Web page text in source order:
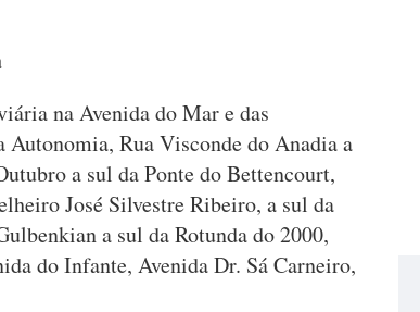
na Avenida do Mar e das
Autonomia, Rua Visconde do Anadia a
a sul da Ponte do Bettencourt,
José Silvestre Ribeiro, a sul da
a sul da Rotunda do 2000,
do Infante, Avenida Dr. Sá Carneiro,